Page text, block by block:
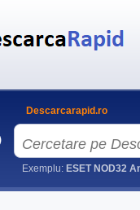
Descarcarapid.ro
Exemplu: ESET NOD32